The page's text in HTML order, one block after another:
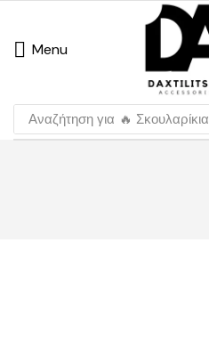
Menu
Αναζήτηση για 🔥 Σκουλαρίκια